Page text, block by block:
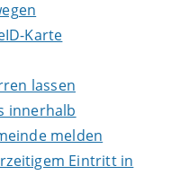
Karte
lassen
innerhalb
melden
Eintritt in